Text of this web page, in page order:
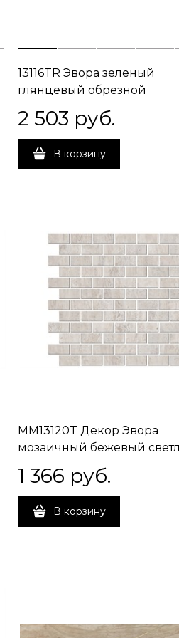
13116TR Эвора зеленый
глянцевый обрезной
2 503 руб.
В корзину
MM13120T Декор Эвора
мозаичный бежевый
глянцевый 32x30x0,9
1 366 руб.
В корзину